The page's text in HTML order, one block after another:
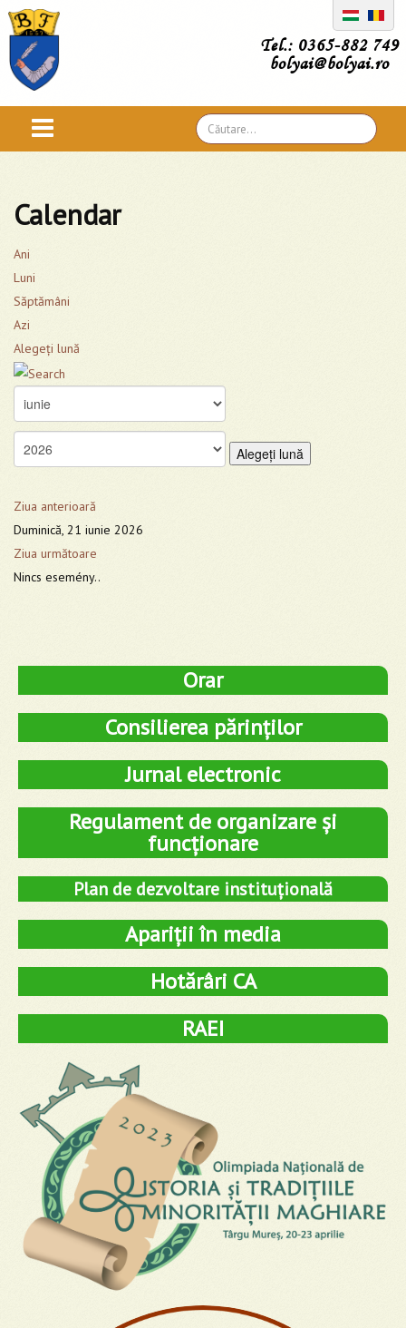
Tel.: 0365-882 749
bolyai@bolyai.ro
Căutare
...
Calendar
Ani
Luni
Săptămâni
Azi
Alegeţi lună
Alegeţi lună
Ziua anterioară
Duminică, 21 iunie 2026
Ziua următoare
Nincs esemény..
Orar
Consilierea părinților
Jurnal electronic
Regulament de organizare și
funcționare
Plan de dezvoltare instituțională
Apariții în media
Hotărâri CA
RAEI